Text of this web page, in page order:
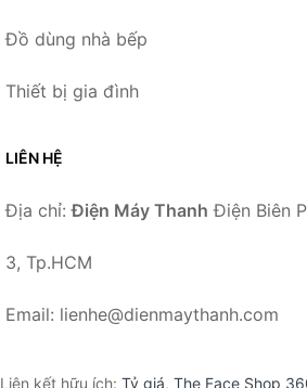
Đồ dùng nhà bếp
Thiết bị gia đình
LIÊN HỆ
Địa chỉ:Điện Máy Thanh Điện Biên
3, Tp.HCM
Email: lienhe@dienmaythanh.com
Liên kết hữu ích: Tỷ giá, The Face Shop